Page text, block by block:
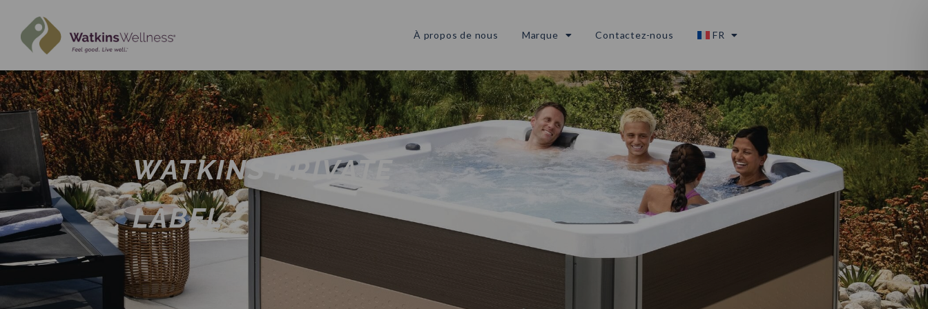
À propos de nous Marque Contactez-nous FR
WATKINS PRIVATE
LABEL